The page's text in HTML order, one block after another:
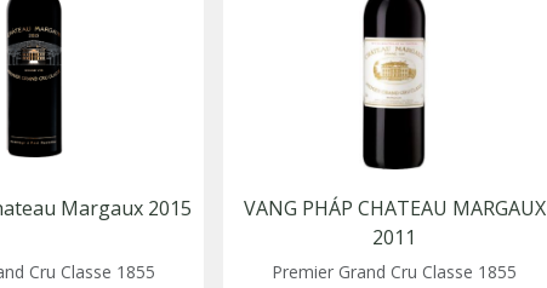
Margaux 2015
Cru Classe 1855
VANG PHÁP CHATEAU MARGAUX
2011
Premier Grand Cru Classe 1855